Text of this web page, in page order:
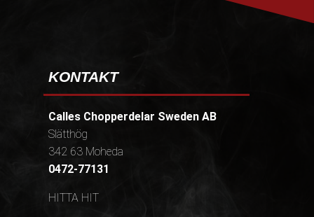
KONTAKT
Calles Chopperdelar Sweden AB
Slätthög
342 63 Moheda
0472-77131
HITTA HIT